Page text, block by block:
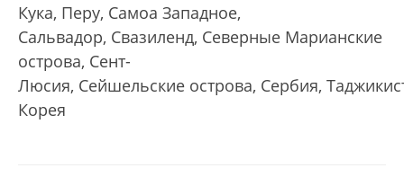
Кука, Перу, Самоа Западное,
Сальвадор, Свазиленд, Северные Марианские
острова, Сент-
Люсия, Сейшельские острова, Сербия,
Корея